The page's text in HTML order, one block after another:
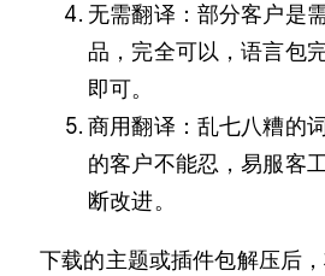
无需翻译：部分客户是
品，完全可以，语言包
即可。
商用翻译：乱七八糟的
的客户不能忍，易服客
断改进。
下载的主题或插件包解压后